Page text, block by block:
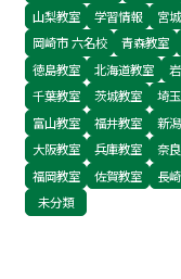
山梨教室
学習情報 宮
岡崎市 六名校
青森教室
徳島教室
北海道教室
千葉教室
茨城教室 埼
富山教室
福井教室 新
大阪教室
兵庫教室 奈
福岡教室
佐賀教室 長
未分類